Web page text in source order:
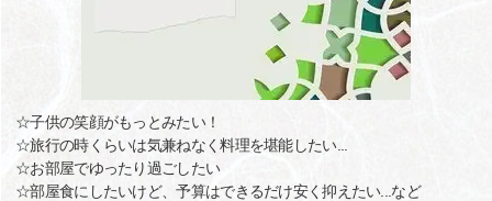
☆子供の笑顔がもっとみたい！
☆旅行の時くらいは気兼ねなく料理を堪能したい...
☆お部屋でゆったり過ごしたい
☆部屋食にしたいけど、予算はできるだけ安く抑えたい...など